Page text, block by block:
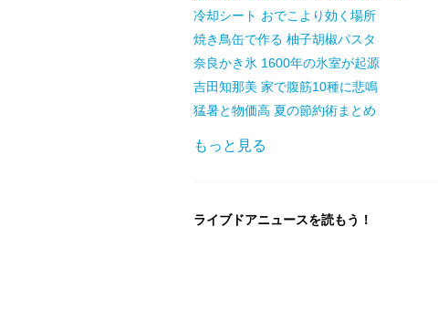
冷却シート おでこより効く場所
焼き鳥缶で作る 柚子胡椒パスタ
奈良かき氷 1600年の氷室が起源
吉田知那美 家で腹筋10種に悲鳴
猛暑と物価高 夏の節約術まとめ
もっと見る
ライブドアニュースを読もう！